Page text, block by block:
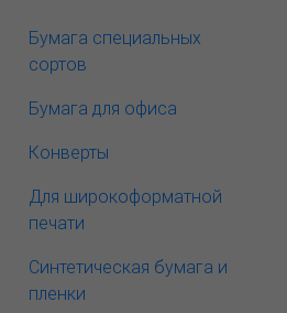
Бумага специальных
сортов
Бумага для офиса
Конверты
Для широкоформатной
печати
Синтетическая бумага и
пленки